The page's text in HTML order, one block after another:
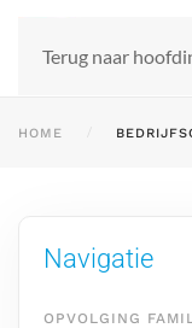
Terug naar
HOME
Navigatie
OPVOLGING